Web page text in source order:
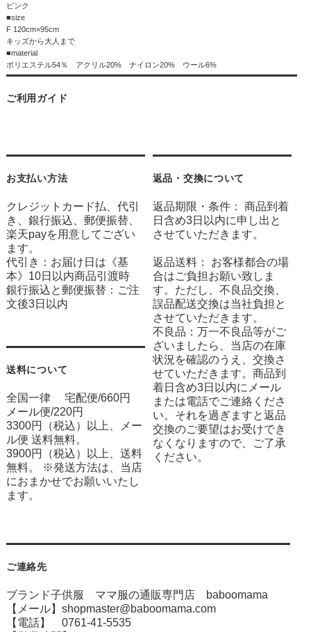
ピンク
■size
F 120cm×95cm
キッズから大人まで
■material
ポリエステル54％ アクリル20% ナイロン20% ウール6%
ご利用ガイド
お支払い方法
クレジットカード払、代引
き、銀行振込、郵便振替、
楽天payを用意してござい
ます。
代引き：お届け日は《基
本》10日以内商品引渡時
銀行振込と郵便振替：ご注
文後3日以内
送料について
全国一律 宅配便/660円
メール便/220円
3300円（税込）以上、メー
ル便 送料無料。
3900円（税込）以上、送料
無料。 ※発送方法は、当店
におまかせでお願いいたし
ます。
返品・交換について
返品期限・条件： 商品到着
日含め3日以内に申し出と
させていただきます。
返品送料： お客様都合の場
合はご負担お願い致しま
す。ただし、不良品交換、
誤品配送交換は当社負担と
させていただきます。
不良品：万一不良品等がご
ざいましたら、当店の在庫
状況を確認のうえ、交換さ
せていただきます。商品到
着日含め3日以内にメール
または電話でご連絡くださ
い。それを過ぎますと返品
交換のご要望はお受けでき
なくなりますので、ご了承
ください。
ご連絡先
ブランド子供服 ママ服の通販専門店 baboomama
【メール】shopmaster@baboomama.com
【電話】 0761-41-5535